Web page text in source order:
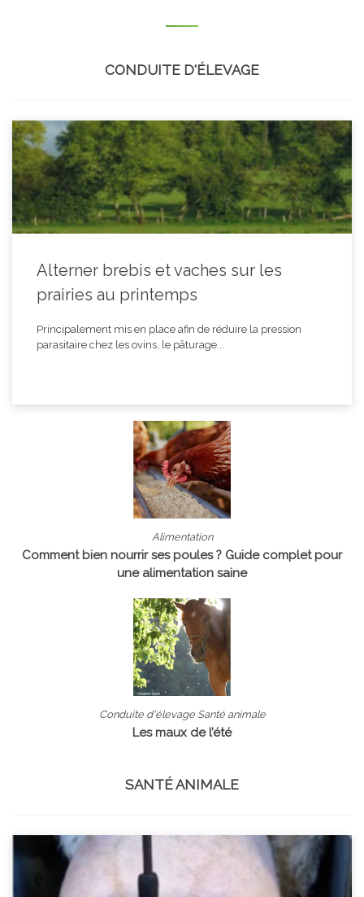
CONDUITE D'ÉLEVAGE
Alterner brebis et vaches sur les
prairies au printemps
Principalement mis en place afin de réduire la pression
parasitaire chez les ovins, le pâturage...
Alimentation
Comment bien nourrir ses poules ? Guide complet pour
une alimentation saine
Conduite d'élevage Santé animale
Les maux de l’été
SANTÉ ANIMALE